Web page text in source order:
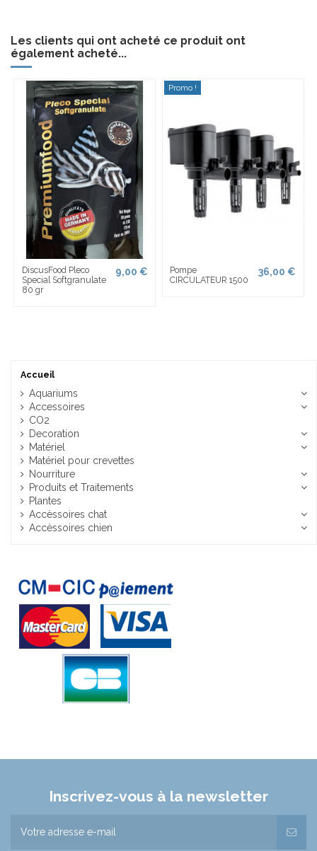
Les clients qui ont acheté ce produit ont
également acheté...
DiscusFood Pleco
Special Softgranulate
80 gr
9,00 €
Promo !
Pompe
CIRCULATEUR 1500
36,00 €
Accueil
Aquariums
Accessoires
CO2
Decoration
Matériel
Matériel pour crevettes
Nourriture
Produits et Traitements
Plantes
Accèssoires chat
Accèssoires chien
Inscrivez-vous à la newsletter